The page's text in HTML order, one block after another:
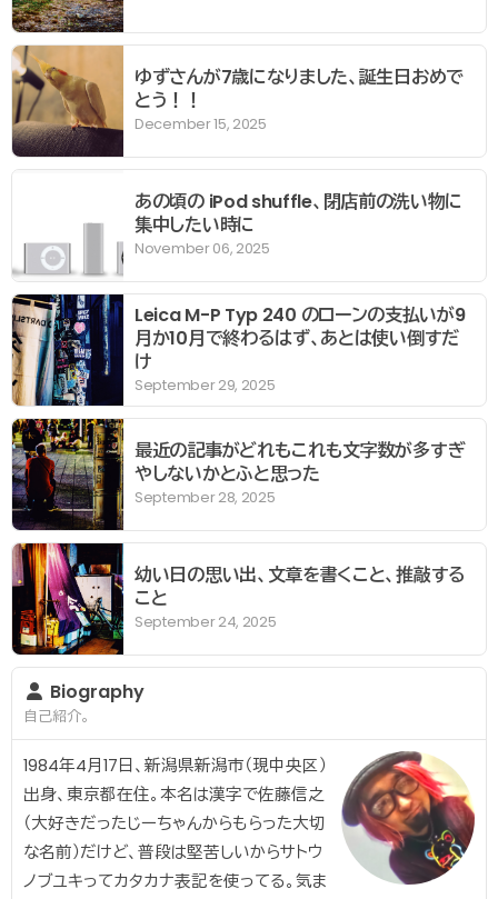
ゆずさんが7歳になりました、誕生日おめで
とう！！
December 15, 2025
あの頃の iPod shuffle、閉店前の洗い物に
集中したい時に
November 06, 2025
Leica M-P Typ 240 のローンの支払いが9
月か10月で終わるはず、あとは使い倒すだ
け
September 29, 2025
最近の記事がどれもこれも文字数が多すぎ
やしないかとふと思った
September 28, 2025
幼い日の思い出、文章を書くこと、推敲する
こと
September 24, 2025
Biography
自己紹介。
1984年4月17日、新潟県新潟市（現中央区）
出身、東京都在住。本名は漢字で佐藤信之
（大好きだったじーちゃんからもらった大切
な名前）だけど、普段は堅苦しいからサトウ
ノブユキってカタカナ表記を使ってる。気ま